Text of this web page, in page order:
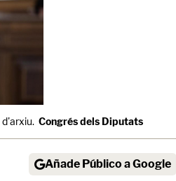
d'arxiu. Congrés dels Diputats
Añade Público a Google